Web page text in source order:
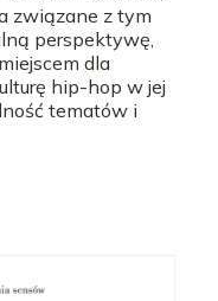
związane z tym
perspektywę,
dla
hip-hop w jej
tematów i